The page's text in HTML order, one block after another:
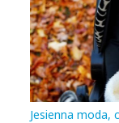
Jesienna moda,